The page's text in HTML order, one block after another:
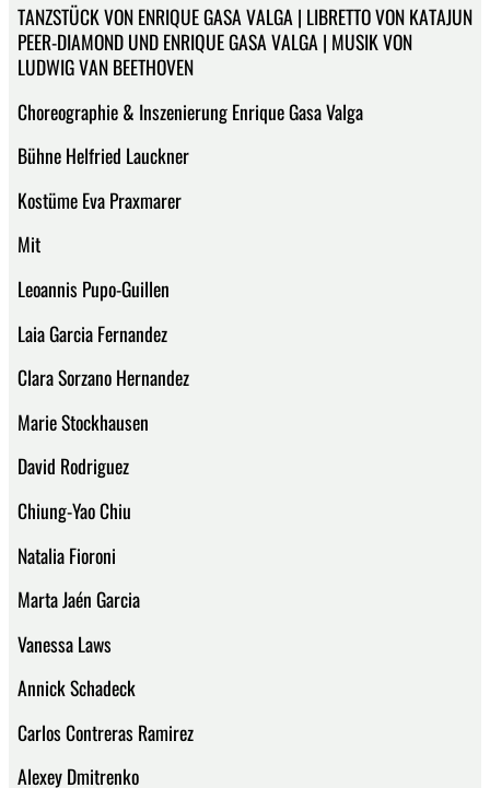
TANZSTÜCK VON ENRIQUE GASA VALGA | LIBRETTO VON KATAJUN
PEER-DIAMOND UND ENRIQUE GASA VALGA | MUSIK VON
LUDWIG VAN BEETHOVEN
Choreographie & Inszenierung Enrique Gasa Valga
Bühne Helfried Lauckner
Kostüme Eva Praxmarer
Mit
Leoannis Pupo-Guillen
Laia Garcia Fernandez
Clara Sorzano Hernandez
Marie Stockhausen
David Rodriguez
Chiung-Yao Chiu
Natalia Fioroni
Marta Jaén Garcia
Vanessa Laws
Annick Schadeck
Carlos Contreras Ramirez
Alexey Dmitrenko